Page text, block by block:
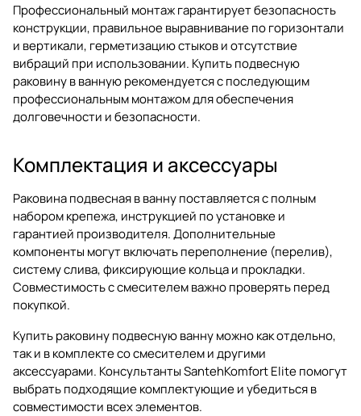
Профессиональный монтаж гарантирует безопасность
конструкции, правильное выравнивание по горизонтали
и вертикали, герметизацию стыков и отсутствие
вибраций при использовании. Купить подвесную
раковину в ванную рекомендуется с последующим
профессиональным монтажом для обеспечения
долговечности и безопасности.
Комплектация и аксессуары
Раковина подвесная в ванну поставляется с полным
набором крепежа, инструкцией по установке и
гарантией производителя. Дополнительные
компоненты могут включать переполнение (перелив),
систему слива, фиксирующие кольца и прокладки.
Совместимость с смесителем важно проверять перед
покупкой.
Купить раковину подвесную ванну можно как отдельно,
так и в комплекте со смесителем и другими
аксессуарами. Консультанты SantehKomfort Elite помогут
выбрать подходящие комплектующие и убедиться в
совместимости всех элементов.